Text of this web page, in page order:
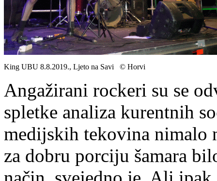
King UBU 8.8.2019., Ljeto na Savi © Horvi
Angažirani rockeri su se
spletke analiza kurentnih
medijskih tekovina nimalo
za dobru porciju šamara